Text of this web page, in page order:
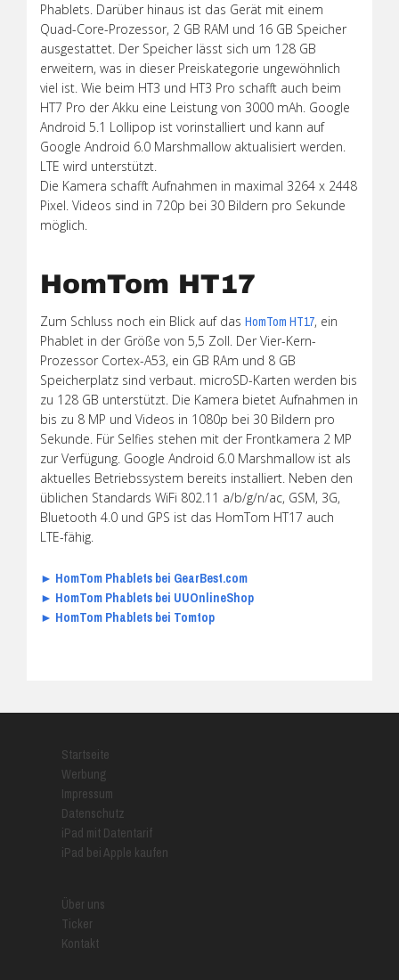
Phablets. Darüber hinaus ist das Gerät mit einem
Quad-Core-Prozessor, 2 GB RAM und 16 GB Speicher
ausgestattet. Der Speicher lässt sich um 128 GB
erweitern, was in dieser Preiskategorie ungewöhnlich
viel ist. Wie beim HT3 und HT3 Pro schafft auch beim
HT7 Pro der Akku eine Leistung von 3000 mAh. Google
Android 5.1 Lollipop ist vorinstalliert und kann auf
Google Android 6.0 Marshmallow aktualisiert werden.
LTE wird unterstützt.
Die Kamera schafft Aufnahmen in maximal 3264 x 2448
Pixel. Videos sind in 720p bei 30 Bildern pro Sekunde
möglich.
HomTom HT17
Zum Schluss noch ein Blick auf das HomTom HT17, ein
Phablet in der Größe von 5,5 Zoll. Der Vier-Kern-
Prozessor Cortex-A53, ein GB RAm und 8 GB
Speicherplatz sind verbaut. microSD-Karten werden bis
zu 128 GB unterstützt. Die Kamera bietet Aufnahmen in
bis zu 8 MP und Videos in 1080p bei 30 Bildern pro
Sekunde. Für Selfies stehen mit der Frontkamera 2 MP
zur Verfügung. Google Android 6.0 Marshmallow ist als
aktuelles Betriebssystem bereits installiert. Neben den
üblichen Standards WiFi 802.11 a/b/g/n/ac, GSM, 3G,
Bluetooth 4.0 und GPS ist das HomTom HT17 auch
LTE-fähig.
► HomTom Phablets bei GearBest.com
► HomTom Phablets bei UUOnlineShop
► HomTom Phablets bei Tomtop
Startseite
Werbung
Impressum
Datenschutz
iPad mit Datentarif
iPad bei Apple kaufen
Über uns
Ticker
Kontakt